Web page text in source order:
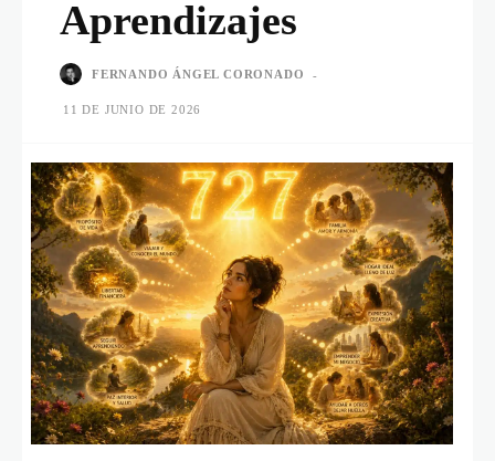
Aprendizajes
FERNANDO ÁNGEL CORONADO -
11 DE JUNIO DE 2026